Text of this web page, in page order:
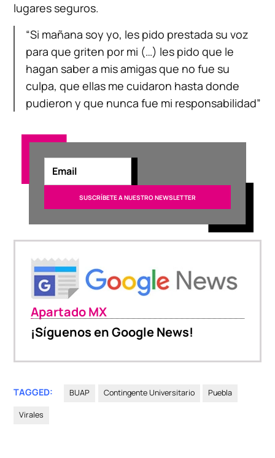
lugares seguros.
“Si mañana soy yo, les pido prestada su voz
para que griten por mi (…) les pido que le
hagan saber a mis amigas que no fue su
culpa, que ellas me cuidaron hasta donde
pudieron y que nunca fue mi responsabilidad”
Apartado MX
¡Síguenos en Google News!
TAGGED: BUAP Contingente Universitario Puebla
Virales